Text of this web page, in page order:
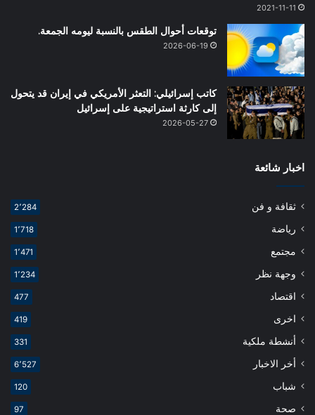
2021-11-11
توقعات أحوال الطقس بالنسبة ليومه الجمعة.
2026-06-19
كاتب إسرائيلي: التعثر الأمريكي في إيران قد يتحول
إلى كارثة استراتيجية على إسرائيل
2026-05-27
اخبار شائعة
ثقافة و فن 2٬284
رياضة 1٬718
مجتمع 1٬471
وجهة نظر 1٬234
اقتصاد 477
اخرى 419
أنشطة ملكية 331
أخر الاخبار 6٬527
شباب 120
صحة 97